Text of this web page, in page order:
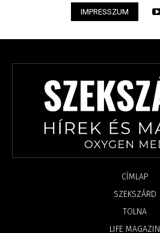
IMPRESSZUM
CÍMLAP
SZEKSZÁRD
TOLNA
LIFE MAGAZIN